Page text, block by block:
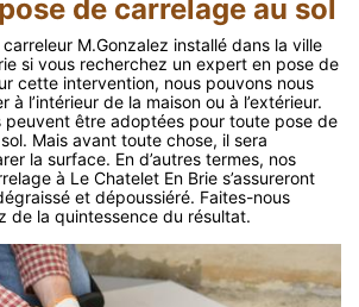
de carrelage au sol
M.Gonzalez installé dans la ville
si vous recherchez un expert en pose de
cette intervention, nous pouvons nous
à l’intérieur de la maison ou à l’extérieur.
peuvent être adoptées pour toute pose de
Mais avant toute chose, il sera
la surface. En d’autres termes, nos
à Le Chatelet En Brie s’assureront
et dépoussiéré. Faites-nous
de la quintessence du résultat.